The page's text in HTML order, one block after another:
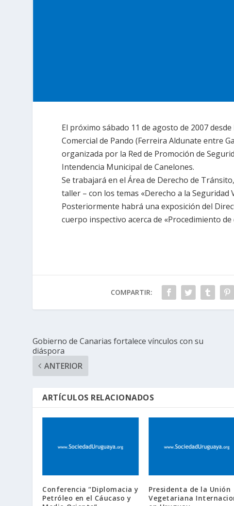
El próximo sábado 11 de agosto de 2007
Comercial de Pando (Ferreira Aldunate entre
organizada por la Red de Promoción de
Intendencia Municipal de Canelones.
Se trabajará en el Área de Derecho de
taller – con los temas «Derecho a la Seguridad
Posteriormente habrá una exposición del
cuerpo inspectivo acerca de «Procedimiento
COMPARTIR:
Gobierno de Canarias fortalece vínculos con su
diáspora
ANTERIOR
ARTÍCULOS RELACIONADOS
Conferencia “Diplomacia y
Petróleo en el Cáucaso y
Presidenta de la Unión
Vegetariana